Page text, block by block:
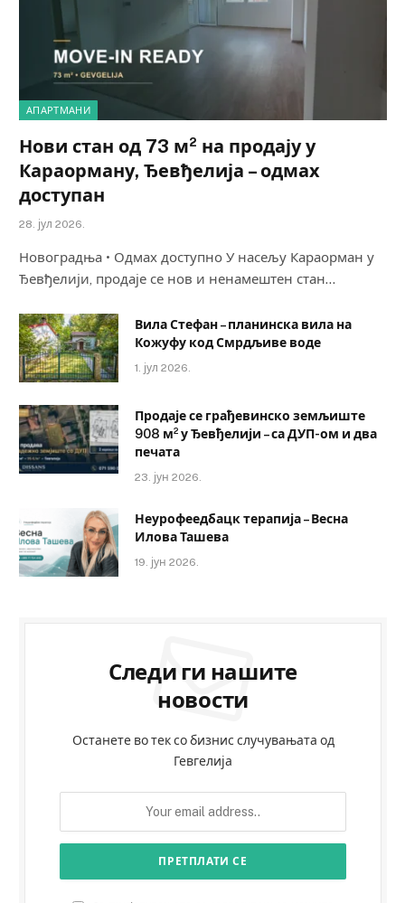
АПАРТМАНИ
Нови стан од 73 м² на продају у
Караорману, Ђевђелија – одмах
доступан
28. јул 2026.
Новоградња • Одмах доступно У насељу Караорман у
Ђевђелији, продаје се нов и ненамештен стан…
Вила Стефан – планинска вила на
Кожуфу код Смрдљиве воде
1. јул 2026.
Продаје се грађевинско земљиште
908 м² у Ђевђелији – са ДУП-ом и два
печата
23. јун 2026.
Неурофеедбацк терапија – Весна
Илова Ташева
19. јун 2026.
Следи ги нашите
новости
Останете во тек со бизнис случувањата од
Гевгелија